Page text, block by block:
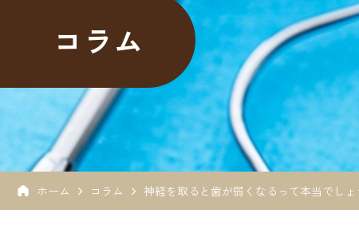
コラム
ホーム コラム 神経を取ると歯が弱くなるって本当でしょ